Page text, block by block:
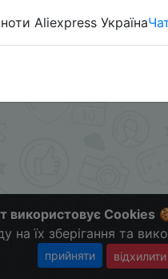
використовує Cookies
на їх зберігання та
прийняти відхилити
Aliexpress Україна